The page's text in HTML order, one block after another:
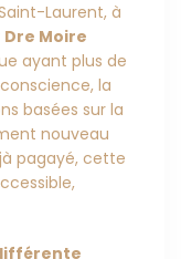
Laurent, à
Dre Moire
ayant plus de
la
basées sur la
nouveau
pagayé, cette